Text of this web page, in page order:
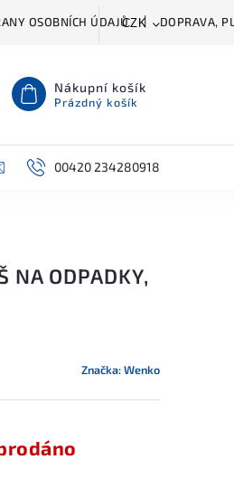
OSOBNÍCH ÚDAJŮ DOPRAVA,
CZK
Nákupní košík
Prázdný košík
PŘÍSLUŠENSTVÍ
00420 234280918
NA ODPADKY,
Značka:Wenko